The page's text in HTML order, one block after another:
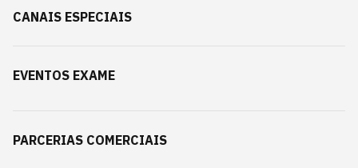
CANAIS ESPECIAIS
EVENTOS EXAME
PARCERIAS COMERCIAIS